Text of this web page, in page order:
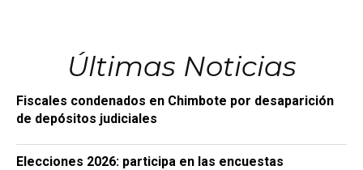
Últimas Noticias
Fiscales condenados en Chimbote por desaparición
de depósitos judiciales
Elecciones 2026: participa en las encuestas